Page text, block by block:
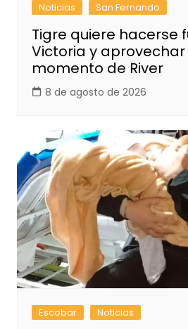
Noticias San Fernando
Tigre quiere hacerse
Victoria y
momento de River
8 de agosto de 2026
Escobar Noticias